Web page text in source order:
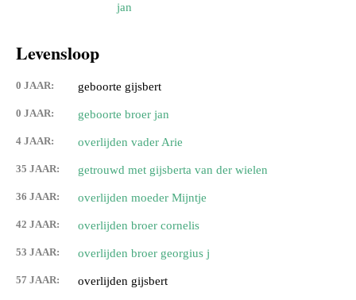
jan
Levensloop
0 JAAR: geboorte gijsbert
0 JAAR: geboorte broer jan
4 JAAR: overlijden vader Arie
35 JAAR: getrouwd met gijsberta van der wielen
36 JAAR: overlijden moeder Mijntje
42 JAAR: overlijden broer cornelis
53 JAAR: overlijden broer georgius j
57 JAAR: overlijden gijsbert